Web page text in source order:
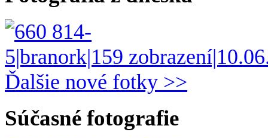
Ďalšie nové fotky >>
Súčasné fotografie